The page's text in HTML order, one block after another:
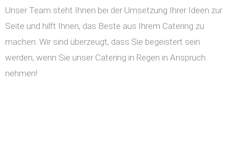
Unser Team steht Ihnen bei der Umsetzung Ihrer Ideen zur
Seite und hilft Ihnen, das Beste aus Ihrem Catering zu
machen. Wir sind überzeugt, dass Sie begeistert sein
werden, wenn Sie unser Catering in Regen in Anspruch
nehmen!